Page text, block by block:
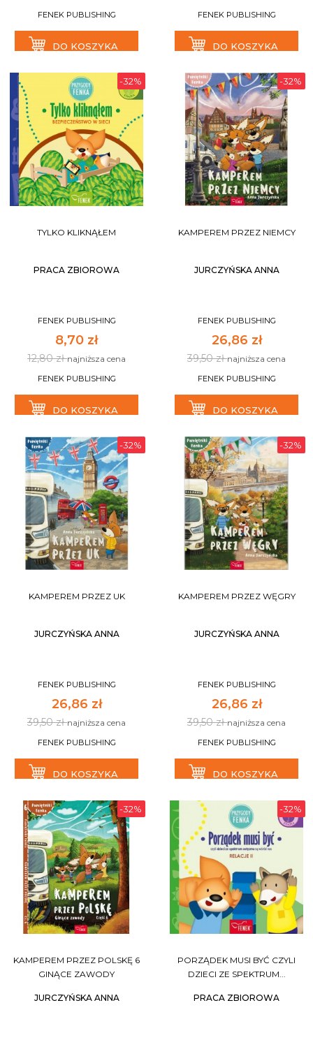
FENEK PUBLISHING
DO KOSZYKA
FENEK PUBLISHING
DO KOSZYKA
-32%
TYLKO KLIKNĄŁEM
PRACA ZBIOROWA
FENEK PUBLISHING
8,70 zł
12,80 złnajniższa cena
FENEK PUBLISHING
DO KOSZYKA
-32%
KAMPEREM PRZEZ NIEMCY
JURCZYŃSKA ANNA
FENEK PUBLISHING
26,86 zł
39,50 złnajniższa cena
FENEK PUBLISHING
DO KOSZYKA
-32%
KAMPEREM PRZEZ UK
JURCZYŃSKA ANNA
FENEK PUBLISHING
26,86 zł
39,50 złnajniższa cena
FENEK PUBLISHING
DO KOSZYKA
-32%
KAMPEREM PRZEZ WĘGRY
JURCZYŃSKA ANNA
FENEK PUBLISHING
26,86 zł
39,50 złnajniższa cena
FENEK PUBLISHING
DO KOSZYKA
-32%
KAMPEREM PRZEZ POLSKĘ 6
GINĄCE ZAWODY
JURCZYŃSKA ANNA
-32%
PORZĄDEK MUSI BYĆ CZYLI
DZIECI ZE SPEKTRUM...
PRACA ZBIOROWA